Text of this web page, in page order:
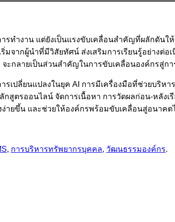
รทำงาน แต่ยังเป็นแรงขับเคลื่อนสำคัญที่ผลักดันใ
มจากผู้นำที่มีวิสัยทัศน์ ส่งเสริมการเรียนรู้อย่างต่
กลายเป็นส่วนสำคัญในการขับเคลื่อนองค์กรสู่กา
ปลี่ยนแปลงในยุค AI การมีเครื่องมือที่ช่วยบริหา
สูตรออนไลน์ จัดการเนื้อหา การวัดผลก่อน-หลังเ
ายขึ้น และช่วยให้องค์กรพร้อมขับเคลื่อนสู่อนาค
, การบริหารทรัพยากรบุคคล, วัฒนธรรมองค์กร.